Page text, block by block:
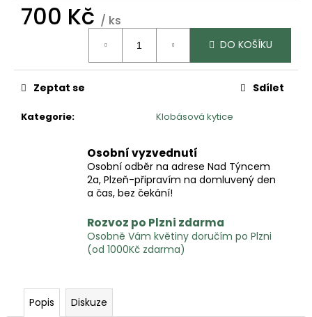
700 Kč / ks
DO KOŠÍKU
Kategorie: Klobásová kytice
Zeptat se Sdílet
Osobní vyzvednutí
Osobní odběr na adrese Nad Týncem
2a, Plzeň-připravím na domluvený den
a čas, bez čekání!
Rozvoz po Plzni zdarma
Osobně Vám květiny doručím po Plzni
(od 1000Kč zdarma)
Popis Diskuze
e